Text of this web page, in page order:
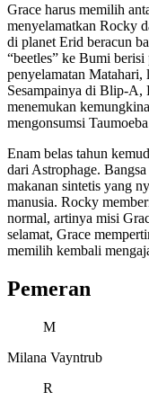
Grace harus memilih
menyelamatkan Rocky
di planet Erid beracun
“beetles” ke Bumi
penyelamatan
Sesampainya di Blip-A,
menemukan
mengonsumsi
Enam belas tahun
dari Astrophage.
makanan sintetis yang
manusia. Rocky
normal, artinya misi
selamat, Grace
memilih kembali
Pemeran
M
Milana Vayntrub
R